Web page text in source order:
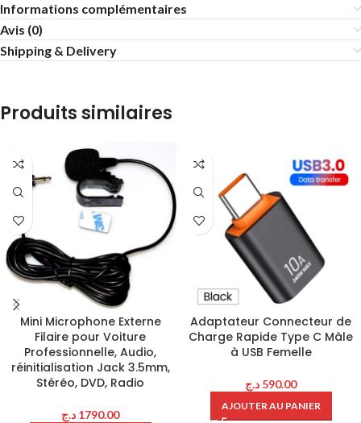
Informations complémentaires
Avis (0)
Shipping & Delivery
Produits similaires
Mini Microphone Externe
Filaire pour Voiture
Professionnelle, Audio,
réinitialisation Jack 3.5mm,
Stéréo, DVD, Radio
1790.00 د.ج
Adaptateur Connecteur de
Charge Rapide Type C Mâle
à USB Femelle
590.00 د.ج
AJOUTER AU PANIER